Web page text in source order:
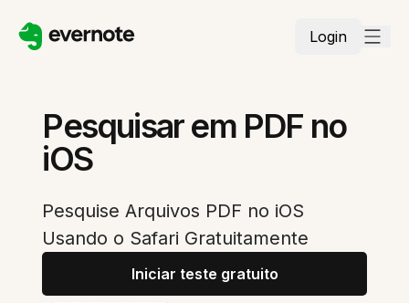
Login
Pesquisar em PDF no
iOS
Pesquise Arquivos PDF no iOS
Usando o Safari Gratuitamente
Iniciar teste gratuito